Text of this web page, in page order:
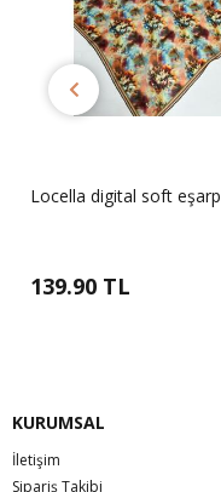
Locella digital soft eşarp
139.90 TL
KURUMSAL
İletişim
Sipariş Takibi